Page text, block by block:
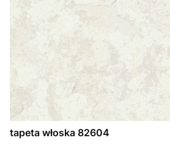
tapeta włoska 82604